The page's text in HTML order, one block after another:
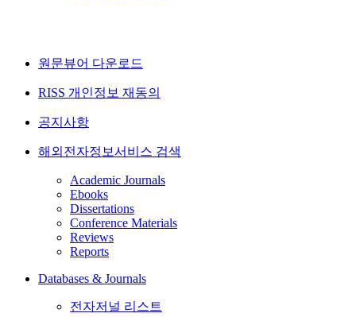
원문뷰어 다운로드
RISS 개인정보 재동의
공지사항
해외전자정보서비스 검색
Academic Journals
Ebooks
Dissertations
Conference Materials
Reviews
Reports
Databases & Journals
전자저널 리스트